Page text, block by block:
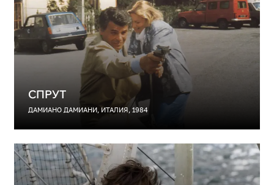
СПРУТ
ДАМИАНО ДАМИАНИ, ИТАЛИЯ, 1984